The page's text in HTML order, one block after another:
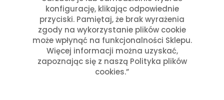
konfigurację, klikając odpowiednie
przyciski. Pamiętaj, że brak wyrażenia
zgody na wykorzystanie plików cookie
może wpłynąć na funkcjonalności Sklepu.
Więcej informacji można uzyskać,
zapoznając się z naszą Polityka plików
cookies.”
Aktualności z Meksyku(7)
Ciekawostki Turystyczne(4)
Kultura i Historia Meksyku(10)
Potrawy i Gastronomia(11)
Święta Meksykańskie
(7)